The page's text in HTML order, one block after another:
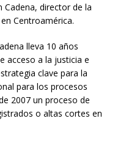
director de la
Centroamérica.
lleva 10 años
acceso a la justicia e
clave para la
para los procesos
2007 un proceso de
o altas cortes en